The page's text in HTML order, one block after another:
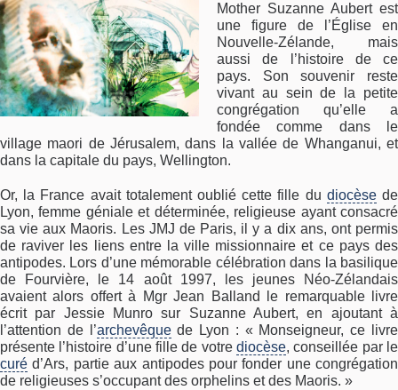
Mother Suzanne Aubert est
une figure de l’Église en
Nouvelle-Zélande, mais
aussi de l’histoire de ce
pays. Son souvenir reste
vivant au sein de la petite
congrégation qu’elle a
fondée comme dans le
village maori de Jérusalem, dans la vallée de Whanganui, et
dans la capitale du pays, Wellington.
Or, la France avait totalement oublié cette fille du diocèsede
Lyon, femme géniale et déterminée, religieuse ayant consacré
sa vie aux Maoris. Les JMJ de Paris, il y a dix ans, ont permis
de raviver les liens entre la ville missionnaire et ce pays des
antipodes. Lors d’une mémorable célébration dans la basilique
de Fourvière, le 14 août 1997, les jeunes Néo-Zélandais
avaient alors offert à Mgr Jean Balland le remarquable livre
écrit par Jessie Munro sur Suzanne Aubert, en ajoutant à
l’attention de l’archevêquede Lyon : « Monseigneur, ce livre
présente l’histoire d’une fille de votre diocèse, conseillée par le
curé d’Ars, partie aux antipodes pour fonder une congrégation
de religieuses s’occupant des orphelins et des Maoris. »